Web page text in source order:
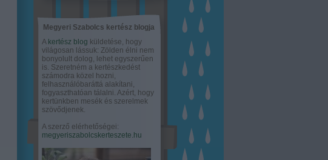
Megyeri Szabolcs kertész blogja
A kertész blog küldetése, hogy
világosan lássuk: Zölden élni nem
bonyolult dolog, lehet egyszerűen
is. Szeretném a kertészkedést
számodra közel hozni,
felhasználóbaráttá alakítani,
fogyaszthatóan tálalni. Azért, hogy
kertünkben mesék és szerelmek
szövődjenek.
A szerző elérhetőségei:
megyeriszabolcskerteszete.hu